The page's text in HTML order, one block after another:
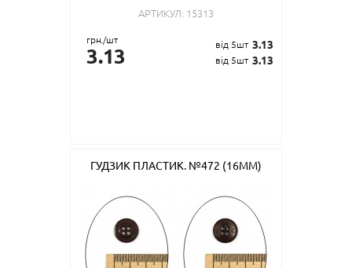
АРТИКУЛ: 15313
грн./шт
3.13 від 5шт 3.13
від 5шт 3.13
ГУДЗИК ПЛАСТИК. №472 (16ММ)